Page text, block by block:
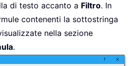
di testo accanto a Filtro. In
contenenti la sottostringa
nella sezione
.